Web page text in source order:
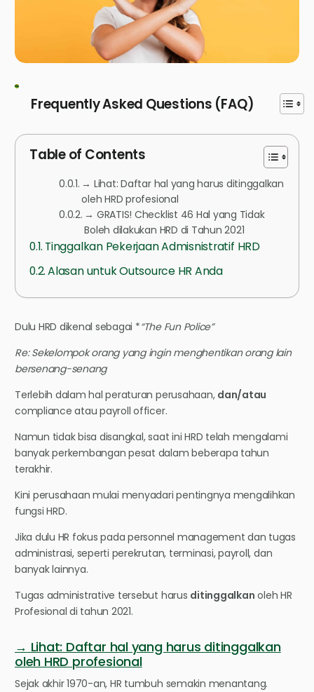
Frequently Asked Questions (FAQ)
Table of Contents
→ Lihat: Daftar hal yang harus ditinggalkan
oleh HRD profesional
→ GRATIS! Checklist 46 Hal yang Tidak
Boleh dilakukan HRD di Tahun 2021
Tinggalkan Pekerjaan Admisnistratif HRD
Alasan untuk Outsource HR Anda
Dulu HRD dikenal sebagai *“The Fun Police”
Re: Sekelompok orang yang ingin menghentikan orang lain
bersenang-senang
Terlebih dalam hal peraturan perusahaan, dan/atau
compliance atau payroll officer.
Namun tidak bisa disangkal, saat ini HRD telah mengalami
banyak perkembangan pesat dalam beberapa tahun
terakhir.
Kini perusahaan mulai menyadari pentingnya mengalihkan
fungsi HRD.
Jika dulu HR fokus pada personnel management dan tugas
administrasi, seperti perekrutan, terminasi, payroll, dan
banyak lainnya.
Tugas administrative tersebut harus ditinggalkan oleh HR
Profesional di tahun 2021.
→ Lihat: Daftar hal yang harus ditinggalkan
oleh HRD profesional
Sejak akhir 1970-an, HR tumbuh semakin menantang.